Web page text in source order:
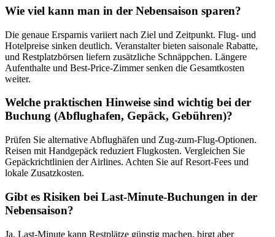
Wie viel kann man in der Nebensaison sparen?
Die genaue Ersparnis variiert nach Ziel und Zeitpunkt. Flug- und
Hotelpreise sinken deutlich. Veranstalter bieten saisonale Rabatte,
und Restplatzbörsen liefern zusätzliche Schnäppchen. Längere
Aufenthalte und Best-Price-Zimmer senken die Gesamtkosten
weiter.
Welche praktischen Hinweise sind wichtig bei der
Buchung (Abflughafen, Gepäck, Gebühren)?
Prüfen Sie alternative Abflughäfen und Zug-zum-Flug-Optionen.
Reisen mit Handgepäck reduziert Flugkosten. Vergleichen Sie
Gepäckrichtlinien der Airlines. Achten Sie auf Resort-Fees und
lokale Zusatzkosten.
Gibt es Risiken bei Last-Minute-Buchungen in der
Nebensaison?
Ja. Last-Minute kann Restplätze günstig machen, birgt aber